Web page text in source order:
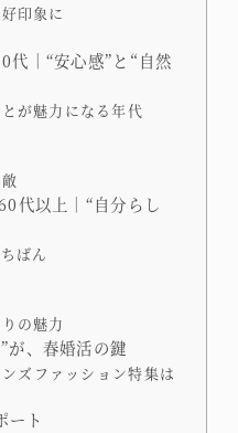
印象に
代｜“安心感”と“自然
が魅力になる年代
代以上｜“自分らし
ばん
の魅力
が、春婚活の鍵
ズファッション特集は
ト